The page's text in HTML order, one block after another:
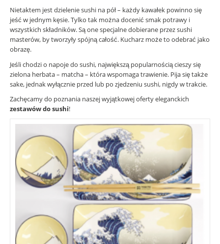
Nietaktem jest dzielenie sushi na pół – każdy kawałek powinno się
jeść w jednym kęsie. Tylko tak można docenić smak potrawy i
wszystkich składników. Są one specjalne dobierane przez sushi
masterów, by tworzyły spójną całość. Kucharz może to odebrać jako
obrazę.
Jeśli chodzi o napoje do sushi, największą popularnością cieszy się
zielona herbata – matcha – która wspomaga trawienie. Pija się także
sake, jednak wyłącznie przed lub po zjedzeniu sushi, nigdy w trakcie.
Zachęcamy do poznania naszej wyjątkowej oferty eleganckich
zestawów do sushi!